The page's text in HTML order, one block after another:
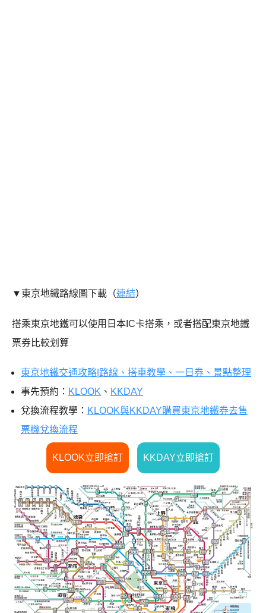
▼東京地鐵路線圖下載（連結）
搭乘東京地鐵可以使用日本IC卡搭乘，或者搭配東京地鐵
票券比較划算
東京地鐵交通攻略|路線、搭車教學、一日券、景點整理
事先預約： KLOOK 、 KKDAY
兌換流程教學： KLOOK與KKDAY購買東京地鐵券去售
票機兌換流程
KLOOK立即搶訂 KKDAY立即搶訂